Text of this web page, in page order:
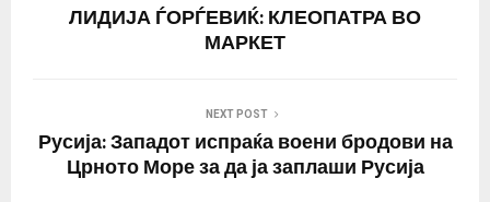
ЛИДИЈА ЃОРЃЕВИЌ: КЛЕОПАТРА ВО
МАРКЕТ
NEXT POST
Русија: Западот испраќа воени бродови на
Црното Море за да ја заплаши Русија